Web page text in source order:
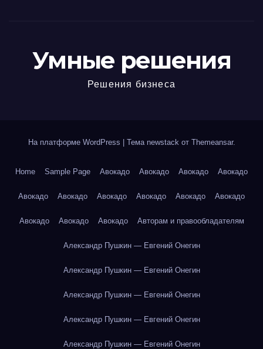
Умные решения
Решения бизнеса
На платформе WordPress Тема newstack от Themeansar.
Home Sample Page Авокадо Авокадо Авокадо Авокадо
Авокадо Авокадо Авокадо Авокадо Авокадо Авокадо
Авокадо Авокадо Авокадо Авторам и правообладателям
Александр Пушкин — Евгений Онегин
Александр Пушкин — Евгений Онегин
Александр Пушкин — Евгений Онегин
Александр Пушкин — Евгений Онегин
Александр Пушкин — Евгений Онегин